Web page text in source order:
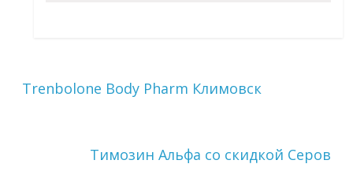
Trenbolone Body Pharm Климовск
Tимозин Альфа со скидкой Серов